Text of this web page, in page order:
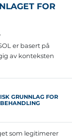
FOR
er basert på
av konteksten
GRUNNLAG FOR
BEHANDLING
som legitimerer